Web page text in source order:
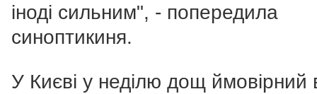
іноді сильним", - попередила
синоптикиня.
У Києві у неділю дощ ймовірний